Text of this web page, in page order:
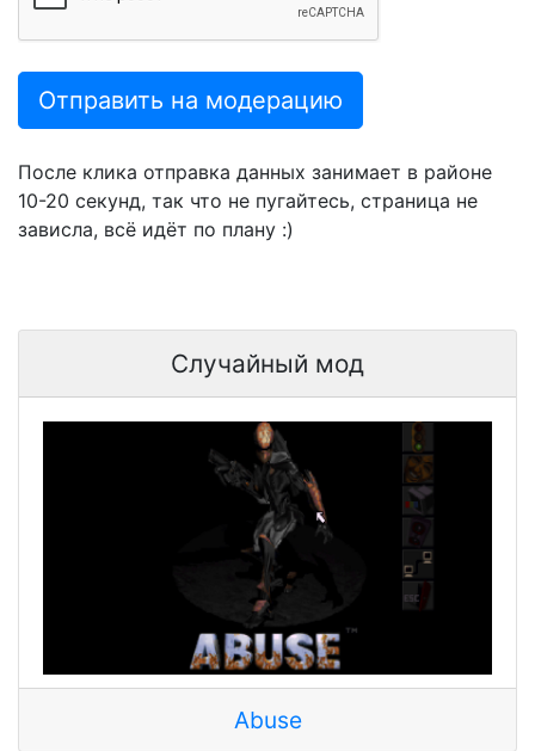
Отправить на модерацию
После клика отправка данных занимает в районе
10-20 секунд, так что не пугайтесь, страница не
зависла, всё идёт по плану :)
Случайный мод
Abuse